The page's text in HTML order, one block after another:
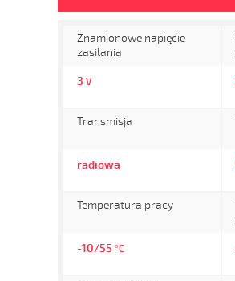
Znamionowe napięcie
zasilania
3 V
Transmisja
radiowa
Temperatura pracy
-10/55 °C